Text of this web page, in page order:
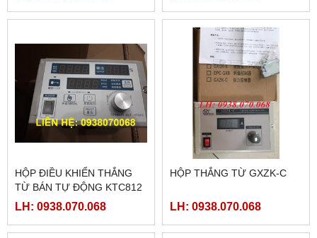
HỘP ĐIỀU KHIỂN THẮNG
TỪ BÁN TỰ ĐỘNG KTC812
LH: 0938.070.068
HỘP THẮNG TỪ GXZK-C
LH: 0938.070.068